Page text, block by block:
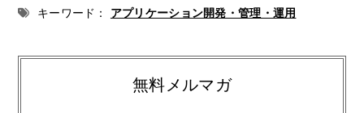
キーワード：
アプリケーション開発・管理・運用
無料メルマガ